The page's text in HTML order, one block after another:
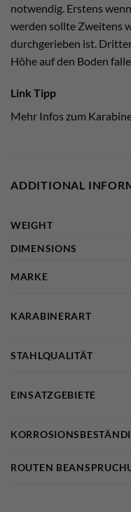
notwendig. Erstens
werden sollte Zweitens
durchgerieben ist.
Höhe auf den Boden
Link Tipp
Mehr Infos zum
ADDITIONAL
WEIGHT
DIMENSIONS
MARKE
KARABINERART
STAHLQUALITÄT
EINSATZGEBIETE
ROUTEN